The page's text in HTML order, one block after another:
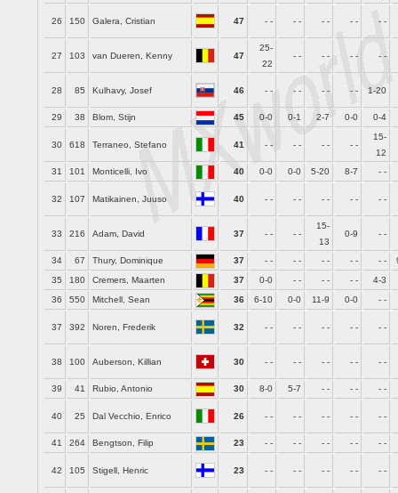
26 150 Galera, Cristian 47 - - - - - - - - - -
27 103 van Dueren, Kenny 47
25-
22
- - - - - - - -
28 85 Kulhavy, Josef 46 - - - - - - - - 1-20
29 38 Blom, Stijn 45 0-0 0-1 2-7 0-0 0-4
30 618 Terraneo, Stefano 41 - - - - - - - -
15-
12
31
101 Monticelli, Ivo 40 0-0 0-0 5-20 8-7 - -
32 107 Matikainen, Juuso 40 - - - - - - - - - -
33 216 Adam, David 37 - - - -
15-
13
0-9 - -
34 67 Thury, Dominique 37 - - - - - - - - - -
35
180 Cremers, Maarten 37 0-0 - - - - - -
4-3
36
550 Mitchell, Sean 36 6-10 0-0 11-9 0-0 - -
37 392 Noren, Frederik 32 - - - - - - - - - -
38 100 Auberson, Killian 30 - - - - - - - - - -
39 41 Rubio, Antonio 30 8-0 5-7 - - - - - -
40 25 Dal Vecchio, Enrico 26 - - - - - - - - - -
41 264 Bengtson, Filip 23 - - - - - - - - - -
42 105 Stigell, Henric 23 - - - - - - - - - -